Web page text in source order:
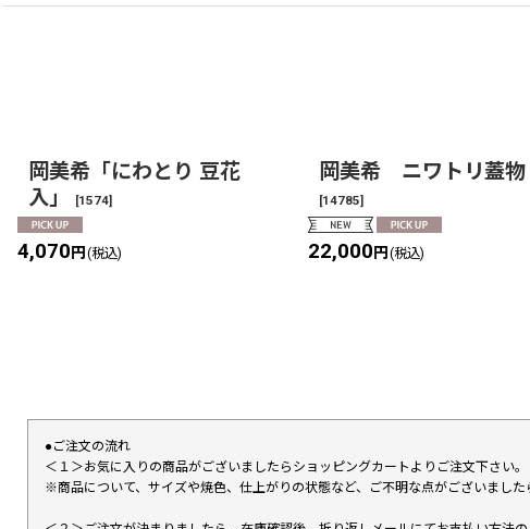
岡美希「にわとり 豆花
入」
[1574]
4,070円 (税込)
岡美希 ニワトリ蓋物
[14785]
22,000円 (税込)
●ご注文の流れ
＜１＞お気に入りの商品がございましたらショッピングカートよりご注文下さい。
※商品について、サイズや焼色、仕上がりの状態など、ご不明な点がございまし